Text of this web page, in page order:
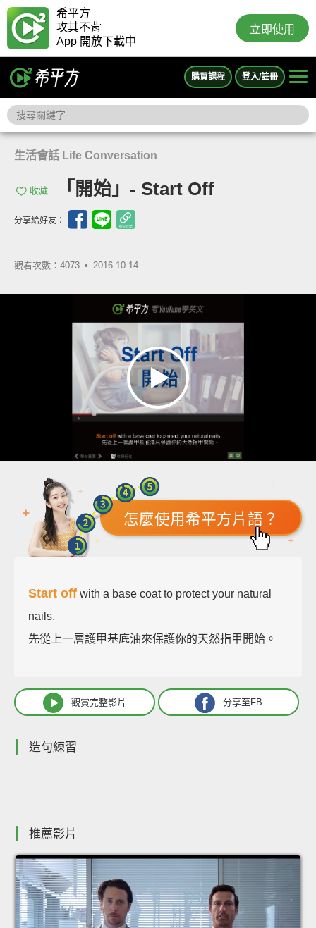
希平方
攻其不背
App 開放下載中
立即使用
購買課程 登入/註冊
生活會話 Life Conversation
收藏 「開始」- Start Off
分享給好友：
觀看次數：4073 • 2016-10-14
怎麼使用希平方片語？
Start off with a base coat to protect your natural
nails.
先從上一層護甲基底油來保護你的天然指甲開始。
觀賞完整影片 分享至FB
造句練習
推薦影片